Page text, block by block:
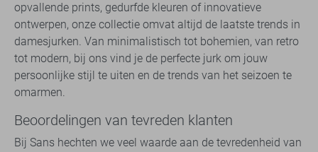
opvallende prints, gedurfde kleuren of innovatieve
ontwerpen, onze collectie omvat altijd de laatste trends in
damesjurken. Van minimalistisch tot bohemien, van retro
tot modern, bij ons vind je de perfecte jurk om jouw
persoonlijke stijl te uiten en de trends van het seizoen te
omarmen.
Beoordelingen van tevreden klanten
Bij Sans hechten we veel waarde aan de tevredenheid van